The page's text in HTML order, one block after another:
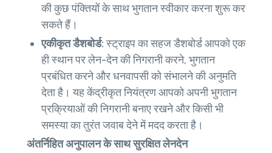
की कुछ पंक्तियों के साथ भुगतान स्वीकार करना शुरू कर
सकते हैं।
एकीकृत डैशबोर्ड:स्ट्राइप का सहज डैशबोर्ड आपको एक
ही स्थान पर लेन-देन की निगरानी करने, भुगतान
प्रबंधित करने और धनवापसी को संभालने की अनुमति
देता है। यह केंद्रीकृत नियंत्रण आपको अपनी भुगतान
प्रक्रियाओं की निगरानी बनाए रखने और किसी भी
समस्या का तुरंत जवाब देने में मदद करता है।
अंतर्निहित अनुपालन के साथ सुरक्षित लेनदेन